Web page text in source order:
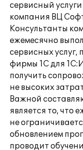
сервисный
компания ВЦ
Консультанты
ежемесячно
сервисных
фирмы 1С для
получить
не высоких
Важной
является то, что
не
обновлением
проводит